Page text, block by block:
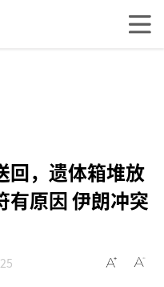
回，遗体箱堆放
有原因 伊朗冲突